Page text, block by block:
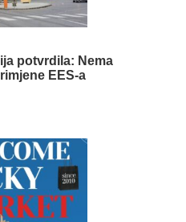
potvrdila: Nema
EES-a